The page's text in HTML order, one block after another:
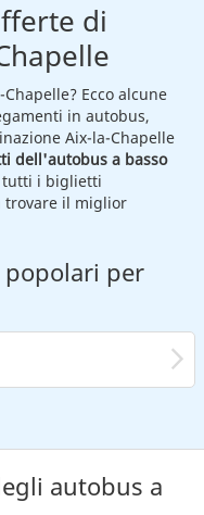
di
Ecco alcune
in autobus,
Aix-la-Chapelle
dell'autobus a basso
tutti i biglietti
trovare il miglior
per
autobus a